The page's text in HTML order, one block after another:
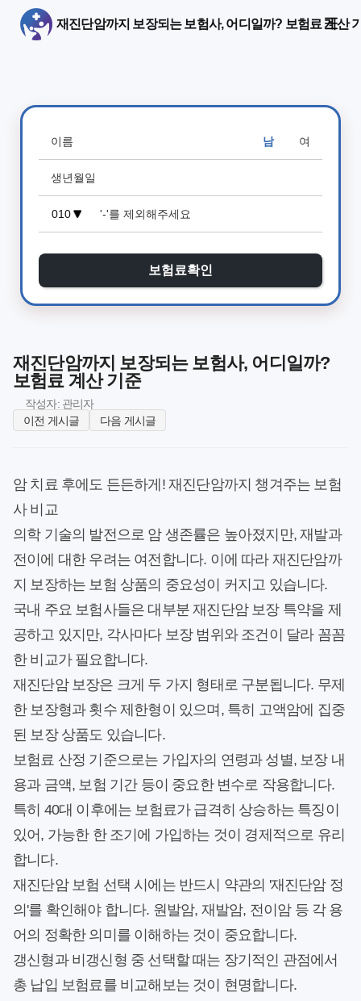
재진단암까지 보장되는 보험사, 어디일까? 보험료 계산
남 여
보험료확인
재진단암까지 보장되는 보험사, 어디일까?
보험료 계산 기준
작성자: 관리자
이전 게시글
다음 게시글
암 치료 후에도 든든하게! 재진단암까지 챙겨주는 보험
사 비교
의학 기술의 발전으로 암 생존률은 높아졌지만, 재발과
전이에 대한 우려는 여전합니다. 이에 따라 재진단암까
지 보장하는 보험 상품의 중요성이 커지고 있습니다.
국내 주요 보험사들은 대부분 재진단암 보장 특약을 제
공하고 있지만, 각사마다 보장 범위와 조건이 달라 꼼꼼
한 비교가 필요합니다.
재진단암 보장은 크게 두 가지 형태로 구분됩니다. 무제
한 보장형과 횟수 제한형이 있으며, 특히 고액암에 집중
된 보장 상품도 있습니다.
보험료 산정 기준으로는 가입자의 연령과 성별, 보장 내
용과 금액, 보험 기간 등이 중요한 변수로 작용합니다.
특히 40대 이후에는 보험료가 급격히 상승하는 특징이
있어, 가능한 한 조기에 가입하는 것이 경제적으로 유리
합니다.
재진단암 보험 선택 시에는 반드시 약관의 '재진단암 정
의'를 확인해야 합니다. 원발암, 재발암, 전이암 등 각 용
어의 정확한 의미를 이해하는 것이 중요합니다.
갱신형과 비갱신형 중 선택할 때는 장기적인 관점에서
총 납입 보험료를 비교해보는 것이 현명합니다.